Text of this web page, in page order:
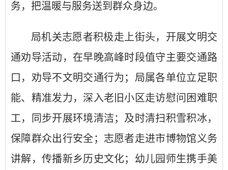
务，把温暖与服务送到群众身边。
局机关志愿者积极走上街头，开展文明交
通劝导活动，在早晚高峰时段值守主要交通路
口，劝导不文明交通行为；局属各单位立足职
能、精准发力 ， 深入老旧小区走访慰问困难职
工，同步开展环境清洁；及时清扫积雪积冰，
保障群众出行安全；志愿者走进市博物馆义务
讲解，传播新乡历史文化；幼儿园师生携手美